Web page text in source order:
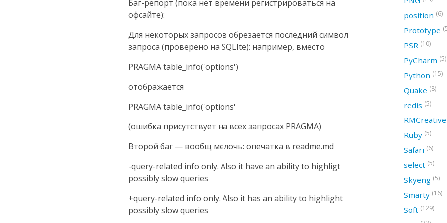
Баг-репорт (пока нет времени регистрироваться на
офсайте):
Для некоторых запросов обрезается последний символ
запроса (проверено на SQLIte): например, вместо
PRAGMA table_info('options')
отображается
PRAGMA table_info('options'
(ошибка присутствует на всех запросах PRAGMA)
Второй баг — вообщ мелочь: опечатка в readme.md
-query-related info only. Also it have an ability to highligt
possibly slow queries
+query-related info only. Also it has an ability to highlight
possibly slow queries
position (6)
Prototype
PSR (10)
PyCharm (5)
Python (15)
Quake (8)
redis (5)
RMCreative
Ruby (5)
Safari (6)
select (5)
Skyeng (5)
Smarty (16)
Soft (129)